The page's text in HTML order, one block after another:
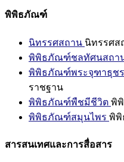
พิพิธภัณฑ์
นิทรรศสถาน นิทรรศส
พิพิธภัณฑ์ชลทัศนสถา
พิพิธภัณฑ์พระจุฑาธุช
ราชฐาน
พิพิธภัณฑ์พืชมีชีวิต พิ
พิพิธภัณฑ์สมุนไพร พิพิ
สารสนเทศและการสื่อสาร